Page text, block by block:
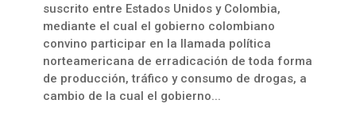
suscrito entre Estados Unidos y Colombia,
mediante el cual el gobierno colombiano
convino participar en la llamada política
norteamericana de erradicación de toda forma
de producción, tráfico y consumo de drogas, a
cambio de la cual el gobierno...